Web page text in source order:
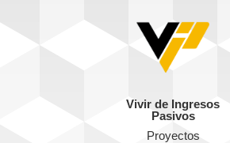
Vivir de Ingresos
Pasivos
Proyectos